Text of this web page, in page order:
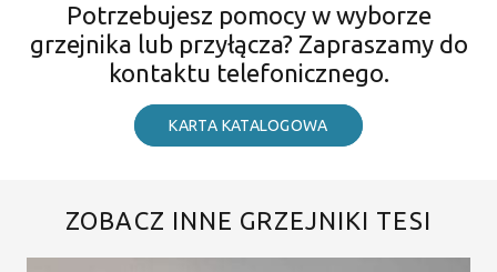
Potrzebujesz pomocy w wyborze
grzejnika lub przyłącza? Zapraszamy do
kontaktu telefonicznego.
KARTA KATALOGOWA
ZOBACZ INNE GRZEJNIKI TESI